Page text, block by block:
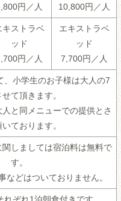
円／人
10,800円／人
キストラベ
ッド
円／人
エキストラベ
ッド
7,700円／人
、小学生のお子様は大人の7
て頂きます。
と同メニューでの提供とさ
ております。
しましては宿泊料は無料で
す。
などはついておりません。